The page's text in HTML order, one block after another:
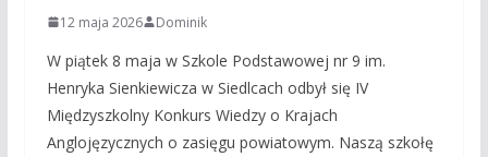
12 maja 2026 Dominik
W piątek 8 maja w Szkole Podstawowej nr 9 im.
Henryka Sienkiewicza w Siedlcach odbył się IV
Międzyszkolny Konkurs Wiedzy o Krajach
Anglojęzycznych o zasięgu powiatowym. Naszą szkołę